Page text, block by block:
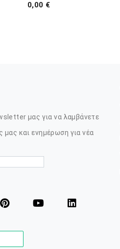
0,00 €
μας για να λαμβάνετε
μας και ενημέρωση για νέα